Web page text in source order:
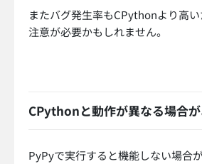
またバグ発生率もCPythonより高
注意が必要かもしれません。
CPythonと動作が異なる場合
PyPyで実行すると機能しない場合が